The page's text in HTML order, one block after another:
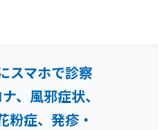
スマホで診察
、風邪症状、
症、 発疹・